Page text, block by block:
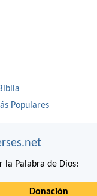
Populares
la Palabra de Dios:
Donación